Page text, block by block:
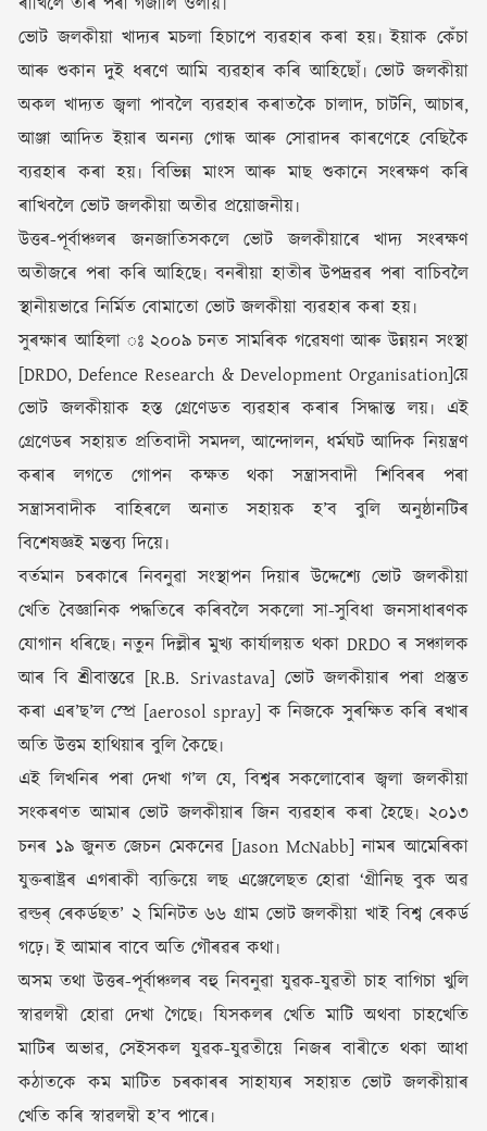
ভোট জলকীয়া খাদ্যৰ মচলা হিচাপে ব্যৱহাৰ কৰা হয়৷ ইয়াক কেঁচা
আৰু শুকান দুই ধৰণে আমি ব্যৱহাৰ কৰি আহিছোঁ৷ ভোট জলকীয়া
অকল খাদ্যত জ্বলা পাবলৈ ব্যৱহাৰ কৰাতকৈ চালাদ, চাটনি, আচাৰ,
আঞ্জা আদিত ইয়াৰ অনন্য গোন্ধ আৰু সোৱাদৰ কাৰণেহে বেছিকৈ
ব্যৱহাৰ কৰা হয়৷ বিভিন্ন মাংস আৰু মাছ শুকানে সংৰক্ষণ কৰি
ৰাখিবলৈ ভোট জলকীয়া অতীৱ প্ৰয়োজনীয়৷
উত্তৰ-পূৰ্বাঞ্চলৰ জনজাতিসকলে ভোট জলকীয়াৰে খাদ্য সংৰক্ষণ
অতীজৰে পৰা কৰি আহিছে৷ বনৰীয়া হাতীৰ উপদ্ৰৱৰ পৰা বাচিবলৈ
স্থানীয়ভাৱে নিৰ্মিত বোমাতো ভোট জলকীয়া ব্যৱহাৰ কৰা হয়৷
সুৰক্ষাৰ আহিলা ঃ ২০০৯ চনত সামৰিক গৱেষণা আৰু উন্নয়ন সংস্থা
[DRDO, Defence Research & Development Organisation]য়ে
ভোট জলকীয়াক হস্ত গ্ৰেণেডত ব্যৱহাৰ কৰাৰ সিদ্ধান্ত লয়৷ এই
গ্ৰেণেডৰ সহায়ত প্ৰতিবাদী সমদল, আন্দোলন, ধৰ্মঘট আদিক নিয়ন্ত্ৰণ
কৰাৰ লগতে গোপন কক্ষত থকা সন্ত্ৰাসবাদী শিবিৰৰ পৰা
সন্ত্ৰাসবাদীক বাহিৰলে অনাত সহায়ক হ’ব বুলি অনুষ্ঠানটিৰ
বিশেষজ্ঞই মন্তব্য দিয়ে৷
বৰ্তমান চৰকাৰে নিবনুৱা সংস্থাপন দিয়াৰ উদ্দেশ্যে ভোট জলকীয়া
খেতি বৈজ্ঞানিক পদ্ধতিৰে কৰিবলৈ সকলো সা-সুবিধা জনসাধাৰণক
যোগান ধৰিছে৷ নতুন দিল্লীৰ মুখ্য কাৰ্যালয়ত থকা DRDO ৰ সঞ্চালক
আৰ বি শ্ৰীবাস্তৱে [R.B. Srivastava] ভোট জলকীয়াৰ পৰা প্ৰস্তুত
কৰা এৰ’ছ’ল স্প্ৰে [aerosol spray] ক নিজকে সুৰক্ষিত কৰি ৰখাৰ
অতি উত্তম হাথিয়াৰ বুলি কৈছে৷
এই লিখনিৰ পৰা দেখা গ’ল যে, বিশ্বৰ সকলোবোৰ জ্বলা জলকীয়া
সংকৰণত আমাৰ ভোট জলকীয়াৰ জিন ব্যৱহাৰ কৰা হৈছে৷ ২০১৩
চনৰ ১৯ জুনত জেচন মেকনেৱ [Jason McNabb] নামৰ আমেৰিকা
যুক্তৰাষ্ট্ৰৰ এগৰাকী ব্যক্তিয়ে লছ এঞ্জেলেছত হোৱা ‘গ্ৰীনিছ বুক অৱ
ৱল্ডৰ্ ৰেকৰ্ডছত’ ২ মিনিটত ৬৬ গ্ৰাম ভোট জলকীয়া খাই বিশ্ব ৰেকৰ্ড
গঢ়ে৷ ই আমাৰ বাবে অতি গৌৰৱৰ কথা৷
অসম তথা উত্তৰ-পূৰ্বাঞ্চলৰ বহু নিবনুৱা যুৱক-যুৱতী চাহ বাগিচা খুলি
স্বাৱলম্বী হোৱা দেখা গৈছে৷ যিসকলৰ খেতি মাটি অথবা চাহখেতি
মাটিৰ অভাৱ, সেইসকল যুৱক-যুৱতীয়ে নিজৰ বাৰীতে থকা আধা
কঠাতকে কম মাটিত চৰকাৰৰ সাহায্যৰ সহায়ত ভোট জলকীয়াৰ
খেতি কৰি স্বাৱলম্বী হ’ব পাৰে৷